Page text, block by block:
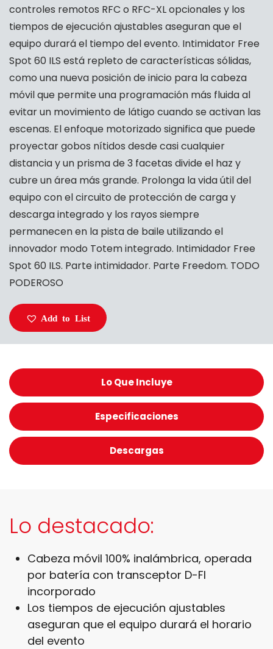
controles remotos RFC o RFC-XL opcionales y los
tiempos de ejecución ajustables aseguran que el
equipo durará el tiempo del evento. Intimidator Free
Spot 60 ILS está repleto de características sólidas,
como una nueva posición de inicio para la cabeza
móvil que permite una programación más fluida al
evitar un movimiento de látigo cuando se activan las
escenas. El enfoque motorizado significa que puede
proyectar gobos nítidos desde casi cualquier
distancia y un prisma de 3 facetas divide el haz y
cubre un área más grande. Prolonga la vida útil del
equipo con el circuito de protección de carga y
descarga integrado y los rayos siempre
permanecen en la pista de baile utilizando el
innovador modo Totem integrado. Intimidador Free
Spot 60 ILS. Parte intimidador. Parte Freedom. TODO
PODEROSO
Add to List
Lo Que Incluye
Especificaciones
Descargas
Lo destacado:
Cabeza móvil 100% inalámbrica, operada
por batería con transceptor D-FI
incorporado
Los tiempos de ejecución ajustables
aseguran que el equipo durará el horario
del evento